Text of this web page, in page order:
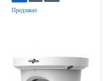
Предзаказ